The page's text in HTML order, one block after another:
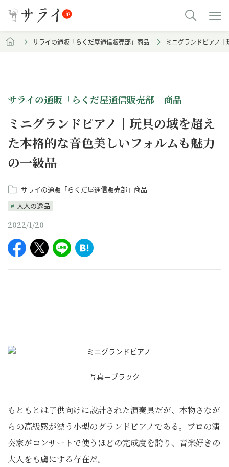
サライの通販「らくだ屋通信販売部」商品 ミニグランドピアノ
サライの通販「らくだ屋通信販売部」商品
ミニグランドピアノ｜玩具の域を超え
た本格的な音色美しいフォルムも魅力
の一級品
サライの通販「らくだ屋通信販売部」商品
大人の逸品
2022/1/20
写真＝ブラック
もともとは子供向けに設計された演奏具だが、本物さなが
らの高級感が漂う小型のグランドピアノである。プロの演
奏家がコンサートで使うほどの完成度を誇り、音楽好きの
大人をも虜にする存在だ。